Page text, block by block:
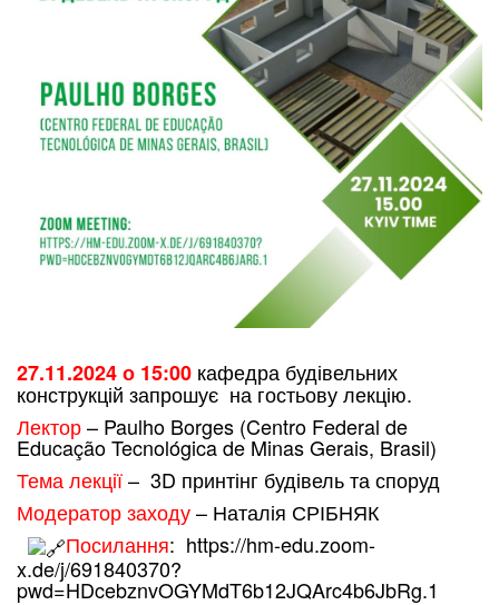
27.11.2024 о 15:00 кафедра будівельних
конструкцій запрошує на гостьову лекцію.
Лектор– Paulho Borges (Centro Federal de
Educação Tecnológica de Minas Gerais, Brasil)
Тема лекції– 3D принтінг будівель та споруд
Модератор заходу– Наталія СРІБНЯК
Посилання: https://hm-edu.zoom-
x.de/j/691840370?
pwd=HDcebznvOGYMdT6b12JQArc4b6JbRg.1